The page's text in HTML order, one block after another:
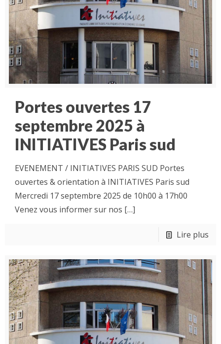
Portes ouvertes 17
septembre 2025 à
INITIATIVES Paris sud
EVENEMENT / INITIATIVES PARIS SUD Portes
ouvertes & orientation à INITIATIVES Paris sud
Mercredi 17 septembre 2025 de 10h00 à 17h00
Venez vous informer sur nos […]
Lire plus